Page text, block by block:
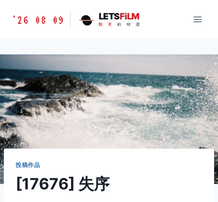
胶
味
道
LETSFILM
'26 08 09 LETSFiLM
胶 片 的 味 道
投稿作品
[17676] 失序